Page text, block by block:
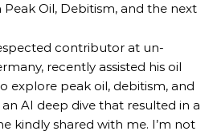
Oil, Debitism, and the next
contributor at un-
recently assisted his oil
explore peak oil, debitism, and
AI deep dive that resulted in a
kindly shared with me. I’m not